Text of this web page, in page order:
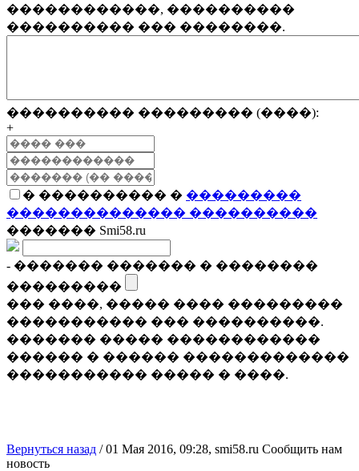
������������, ����������
���������� ��� ��������.
���������� ��������� (����):
+
� ���������� � ���������
�������������� ����������
������� Smi58.ru
- ������� ������� � ��������
���������
��� ����, ����� ���� ���������
����������� ��� ����������.
������� ����� ������������
������ � ������ �������������
����������� ����� � ����.
Вернуться назад /01 Мая 2016, 09:28, smi58.ru Сообщить нам
новость